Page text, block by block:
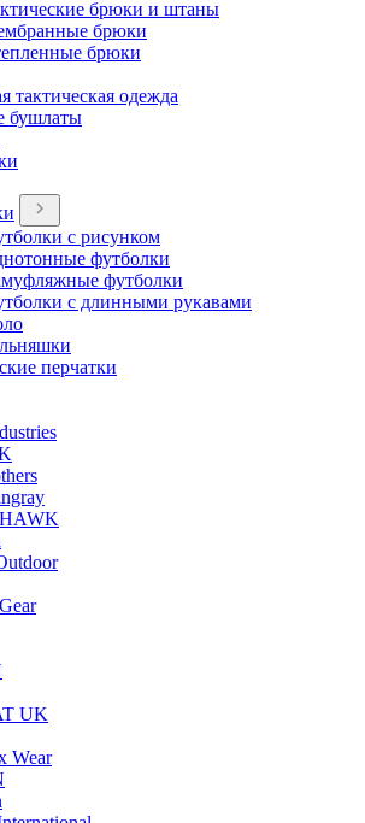
брюки и штаны
брюки
брюки
тактическая одежда
бушлаты
с рисунком
футболки
футболки
с длинными рукавами
перчатки
UK
Wear